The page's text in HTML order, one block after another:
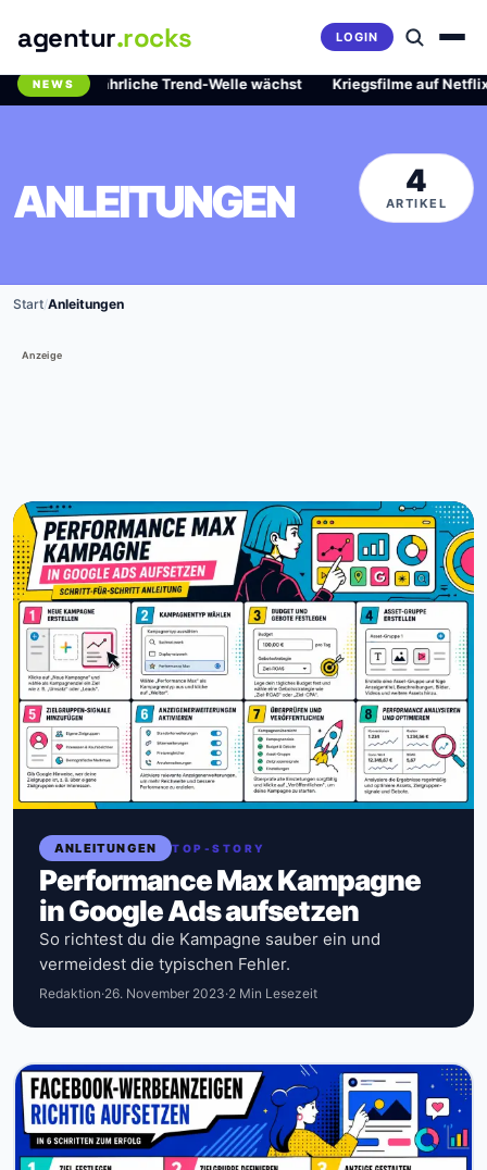
agentur.rocks LOGIN
NEWS
Breaking News Ticker
Die gefährliche Trend-Welle wächst· Kriegsfilme auf Netflix:
ANLEITUNGEN 4
ARTIKEL
Start/Anleitungen
Anzeige
ANLEITUNGEN TOP-STORY
Performance Max Kampagne
in Google Ads aufsetzen
So richtest du die Kampagne sauber ein und
vermeidest die typischen Fehler.
Redaktion·26. November 2023·2 Min Lesezeit